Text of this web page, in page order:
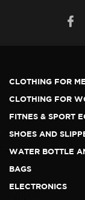
CLOTHING FOR
CLOTHING FOR
FITNES & SPORT
SHOES AND
WATER BOTTLE
BAGS
ELECTRONICS